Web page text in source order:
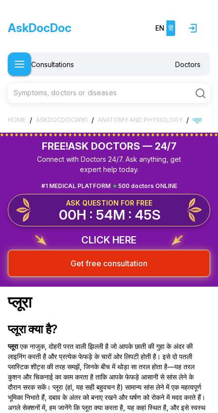
AskDocDoc EN हिं
Consultations Doctors
Symptoms, doctors or diseases
HOME / ASKDOCDOCWIKI / ANATOMY AND PHYSIOLOGY / प्लूरा
FREE!ASK DOCTORS — 24/7
Connect with Doctors 24/7. Ask anything, get
expert help today.
500 doctors ONLINE
#1 MEDICAL PLATFORM
ASK QUESTION FOR FREE
00H : 54M : 44S
CLICK HERE
Get free consultation
प्लूरा
प्लूरा क्या है?
प्लूराएक नाजुक, दोहरी परत वाली झिल्ली है जो आपके छाती की गुहा के अंदर की
लाइनिंग करती है और प्रत्येक फेफड़े के चारों ओर लिपटी होती है। इसे दो पतली
प्लास्टिक शीट्स की तरह समझें, जिनके बीच में थोड़ा सा तरल होता है—यह तरल
कुशन और चिकनाई का काम करता है ताकि आपके फेफड़े आसानी से सांस लेने के
दौरान सरक सकें। प्लूरा (हां, यह सही बहुवचन है) सामान्य सांस लेने में एक महत्वपूर्ण
भूमिका निभाते हैं, दबाव के अंतर को बनाए रखने और घर्षण को रोकने में मदद करते हैं।
अगले सेक्शनों में, हम जानेंगे कि प्लूरा क्या करता है, यह कहां स्थित है, और इसे स्वस्थ